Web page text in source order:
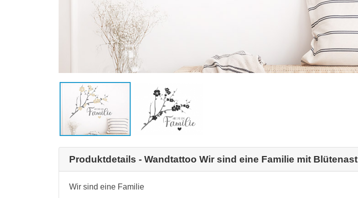
Produktdetails - Wandtattoo Wir sind eine Familie mit Blütenast
Wir sind eine Familie